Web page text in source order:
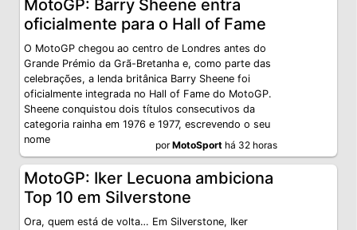
MotoGP: Barry Sheene entra
oficialmente para o Hall of Fame
O MotoGP chegou ao centro de Londres antes do
Grande Prémio da Grã-Bretanha e, como parte das
celebrações, a lenda britânica Barry Sheene foi
oficialmente integrada no Hall of Fame do MotoGP.
Sheene conquistou dois títulos consecutivos da
categoria rainha em 1976 e 1977, escrevendo o seu
nome
porMotoSport há 32 horas
MotoGP: Iker Lecuona ambiciona
Top 10 em Silverstone
Ora, quem está de volta… Em Silverstone, Iker